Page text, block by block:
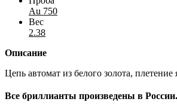
Au 750
Вес
2.38
Описание
Цепь автомат из белого золота, плетение
Все бриллианты произведены в